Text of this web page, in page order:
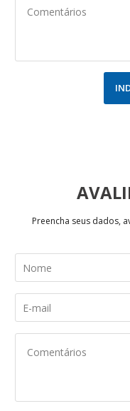
Preencha seus dados,